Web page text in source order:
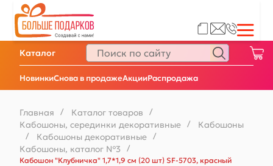
НовинкиСнова в продажеАкцииРаспродажа
Каталог
Главная / Каталог товаров /
Кабошоны, серединки декоративные / Кабошоны
/ Кабошоны декоративные /
Кабошоны, каталог №3
/
Кабошон "Клубничка" 1,7*1,9 см (20 шт) SF-5703, красный